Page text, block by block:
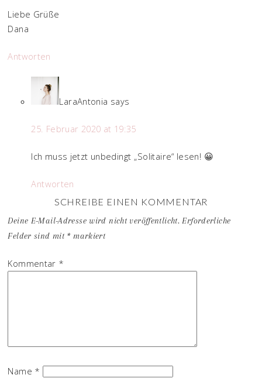
Liebe Grüße
Dana
Antworten
LaraAntonia says
25. Februar 2020 at 19:35
Ich muss jetzt unbedingt „Solitaire“ lesen! 😀
Antworten
SCHREIBE EINEN KOMMENTAR
Deine E-Mail-Adresse wird nicht veröffentlicht. Erforderliche
Felder sind mit *markiert
Kommentar *
Name *